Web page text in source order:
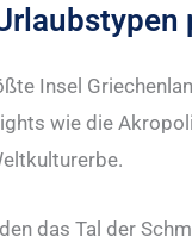
Insel
wie die
das Tal der